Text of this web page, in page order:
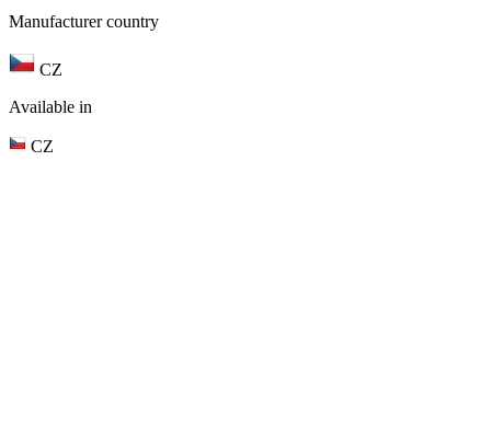
Manufacturer country
CZ
Available in
CZ